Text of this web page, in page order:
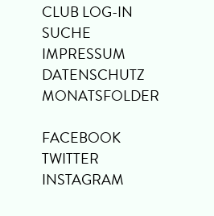
CLUB LOG-IN
SUCHE
IMPRESSUM
DATENSCHUTZ
MONATSFOLDER
FACEBOOK
TWITTER
INSTAGRAM